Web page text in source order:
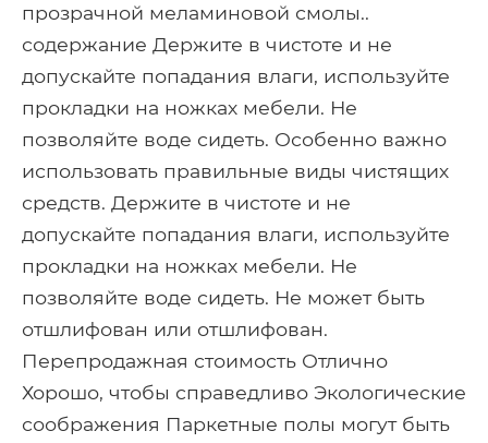
прозрачной меламиновой смолы..
содержание Держите в чистоте и не
допускайте попадания влаги, используйте
прокладки на ножках мебели. Не
позволяйте воде сидеть. Особенно важно
использовать правильные виды чистящих
средств. Держите в чистоте и не
допускайте попадания влаги, используйте
прокладки на ножках мебели. Не
позволяйте воде сидеть. Не может быть
отшлифован или отшлифован.
Перепродажная стоимость Отлично
Хорошо, чтобы справедливо Экологические
соображения Паркетные полы могут быть